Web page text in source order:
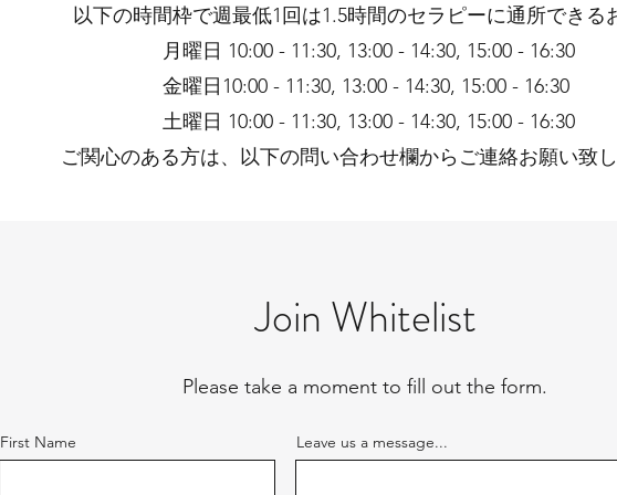
以下の時間枠で週最低1回は1.5時間のセラピーに通所できる
月曜日 10:00 - 11:30, 13:00 - 14:30, 15:00 - 16:30
金曜日10:00 - 11:30, 13:00 - 14:30, 15:00 - 16:30
土曜日 10:00 - 11:30, 13:00 - 14:30, 15:00 - 16:30
ご関心のある方は、以下の問い合わせ欄からご連絡お願い致し
Join Whitelist
Please take a moment to fill out the form.
First Name Leave us a message...